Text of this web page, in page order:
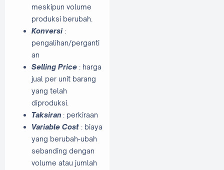
meskipun volume
produksi berubah.
Konversi :
pengalihan/perganti
an
Selling Price : harga
jual per unit barang
yang telah
diproduksi.
Taksiran : perkiraan
Variable Cost : biaya
yang berubah-ubah
sebanding dengan
volume atau jumlah